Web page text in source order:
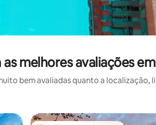
melhores avaliações
bem avaliadas quanto a localização,